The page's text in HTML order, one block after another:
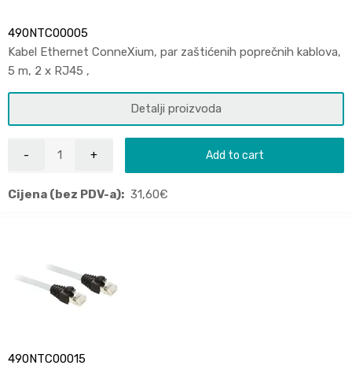
490NTC00005
Kabel Ethernet ConneXium, par zaštićenih poprečnih kablova,
5 m, 2 x RJ45 ,
Detalji proizvoda
Add to cart
Cijena (bez PDV-a): 31,60€
490NTC00015